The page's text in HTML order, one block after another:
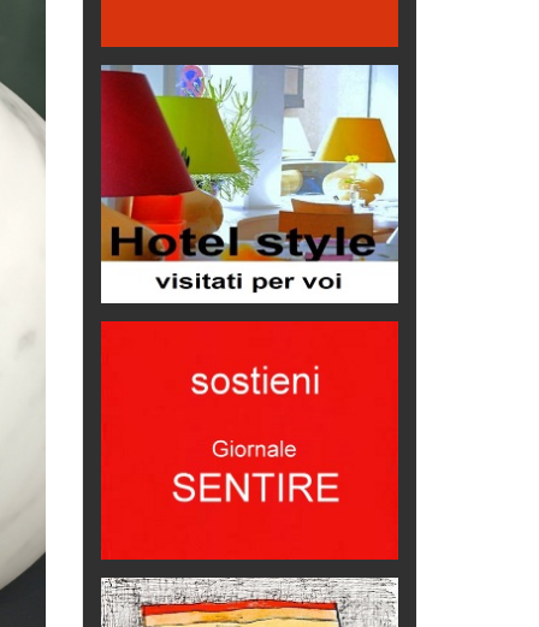
lode
Le nostre recensioni
Bolzano: L'Eisenhut Boutique
Oasi di piacere
Teodorico, sovrano illuminato
1500 anni dalla morte
Seconde case cambiano le scelte
degli italiani
Trentodoc Festival, bollicine di
montagna
Grecia, le donne di Olympos
Viaggi
imprevisti...
C'era una volta la legge per le